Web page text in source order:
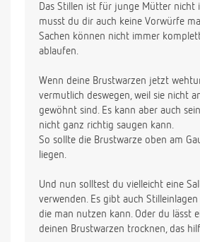
Das Stillen ist für junge Mütter nicht
musst du dir auch keine Vorwürfe
Sachen können nicht immer
ablaufen.
Wenn deine Brustwarzen jetzt
vermutlich deswegen, weil sie nicht
gewöhnt sind. Es kann aber auch
nicht ganz richtig saugen kann.
So sollte die Brustwarze oben am
liegen.
Und nun solltest du vielleicht eine
verwenden. Es gibt auch
die man nutzen kann. Oder du lässt
deinen Brustwarzen trocknen, das